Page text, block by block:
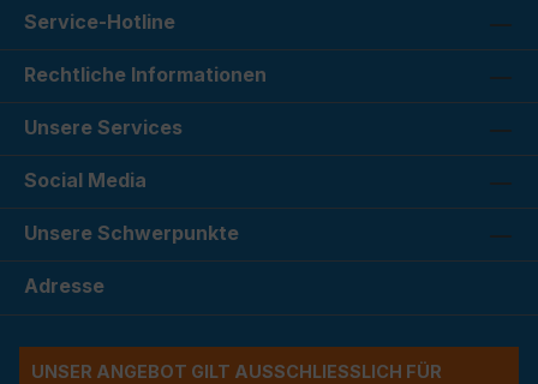
Service-Hotline
Rechtliche Informationen
Unsere Services
Social Media
Unsere Schwerpunkte
Adresse
UNSER ANGEBOT GILT AUSSCHLIESSLICH FÜR G